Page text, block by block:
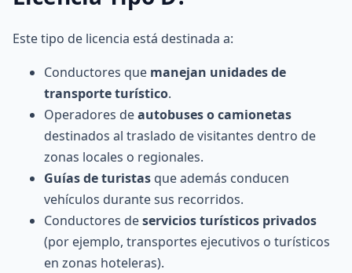
Este tipo de licencia está destinada a:
Conductores que manejan unidades de
transporte turístico.
Operadores deautobuses o camionetas
destinados al traslado de visitantes dentro de
zonas locales o regionales.
Guías de turistas que además conducen
vehículos durante sus recorridos.
Conductores deservicios turísticos privados
(por ejemplo, transportes ejecutivos o turísticos
en zonas hoteleras).